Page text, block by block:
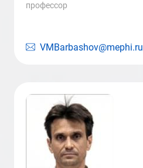
профессор
VMBarbashov@mephi.ru